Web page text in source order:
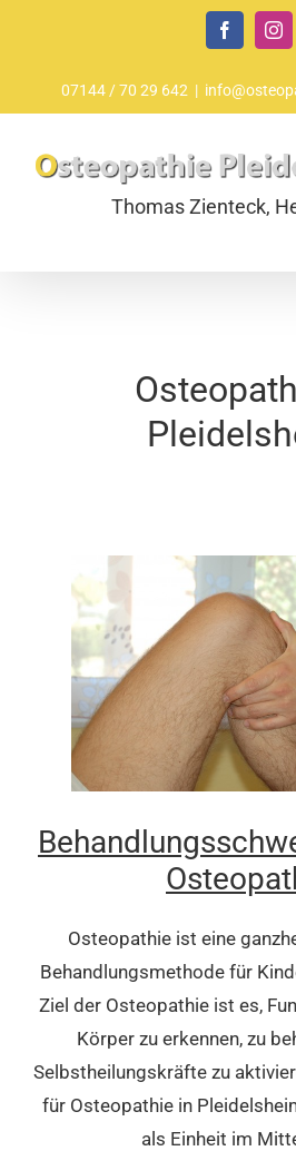
springen
Facebook
07144 / 70 29 642 |
Osteopathie ist eine
Behandlungsmethode für
Ziel der Osteopathie ist es,
Körper zu erkennen, zu
Selbstheilungskräfte zu
für Osteopathie in
als Einheit im